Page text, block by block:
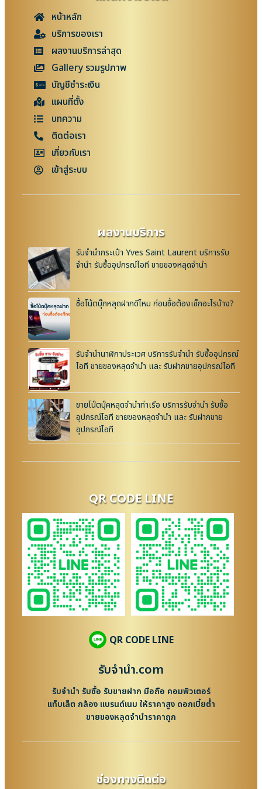
หน้าหลัก
บริการของเรา
ผลงานบริการล่าสุด
Gallery รวมรูปภาพ
บัญชีชำระเงิน
แผนที่ตั้ง
บทความ
ติดต่อเรา
เกี่ยวกับเรา
เข้าสู่ระบบ
ผลงานบริการ
รับจำนำกระเป๋า Yves Saint Laurent บริการรับ
จำนำ รับซื้ออุปกรณ์ไอที ขายของหลุดจำนำ
ซื้อโน้ตบุ๊กหลุดฝากดีไหม ก่อนซื้อต้องเช็กอะไรบ้าง?
รับจำนำนาฬิกาประเวศ บริการรับจำนำ รับซื้ออุปกรณ์
ไอที ขายของหลุดจำนำ และ รับฝากขายอุปกรณ์ไอที
ขายโน๊ตบุ๊คหลุดจำนำท่าเรือ บริการรับจำนำ รับซื้อ
อุปกรณ์ไอที ขายของหลุดจำนำ และ รับฝากขาย
อุปกรณ์ไอที
QR CODE LINE
QR CODE LINE
รับจํานํา.com
รับจำนำ รับซื้อ รับขายฝาก มือถือ คอมพิวเตอร์
แท็บเล็ต กล้อง แบรนด์เนม ให้ราคาสูง ดอกเบี้ยต่ำ
ขายของหลุดจำนำราคาถูก
ช่องทางติดต่อ